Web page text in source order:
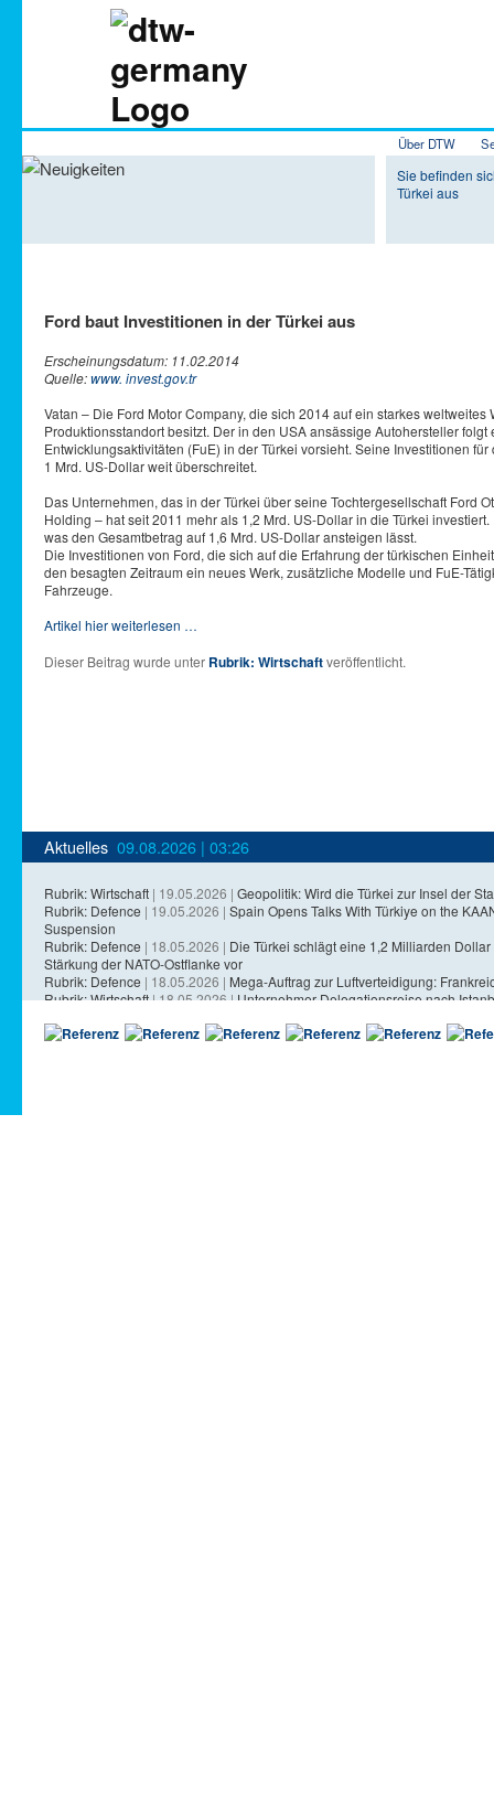
Zum Inhalt
Zum
Über DTW
Sie befinden
Türkei aus
Ford baut Investitionen in der Türkei aus
Erscheinungsdatum: 11.02.2014
Quelle:www. invest.gov.tr
Vatan – Die Ford Motor Company, die sich 2014 auf ein starkes
Produktionsstandort besitzt. Der in den USA ansässige Autohersteller
Entwicklungsaktivitäten (FuE) in der Türkei vorsieht. Seine Investitionen
1 Mrd. US-Dollar weit überschreitet.
Das Unternehmen, das in der Türkei über seine Tochtergesellschaft Ford
Holding – hat seit 2011 mehr als 1,2 Mrd. US-Dollar in die Türkei
was den Gesamtbetrag auf 1,6 Mrd. US-Dollar ansteigen lässt.
Die Investitionen von Ford, die sich auf die Erfahrung der türkischen
den besagten Zeitraum ein neues Werk, zusätzliche Modelle und FuE-
Fahrzeuge.
Artikel hier weiterlesen …
Dieser Beitrag wurde unter Rubrik: Wirtschaftveröffentlicht.
Aktuelles 09.08.2026 | 03:26
Rubrik: Wirtschaft | 19.05.2026 | Geopolitik: Wird die Türkei zur Insel der
Rubrik: Defence | 19.05.2026 | Spain Opens Talks With Türkiye on the
Suspension
Rubrik: Defence | 18.05.2026 | Die Türkei schlägt eine 1,2 Milliarden
Stärkung der NATO-Ostflanke vor
Rubrik: Defence | 18.05.2026 | Mega-Auftrag zur Luftverteidigung:
Rubrik: Wirtschaft| 18.05.2026 |Unternehmer-Delegationsreise nach